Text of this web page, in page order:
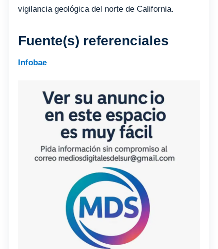
vigilancia geológica del norte de California.
Fuente(s) referenciales
Infobae